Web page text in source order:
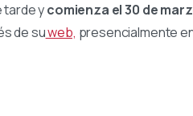
tarde ycomienza el 30 de
de suweb, presencialmente